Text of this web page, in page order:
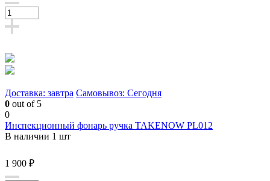
Доставка: завтра Самовывоз: Сегодня
0 out of 5
0
Инспекционный фонарь ручка TAKENOW PL012
В наличии 1 шт
1 900 ₽